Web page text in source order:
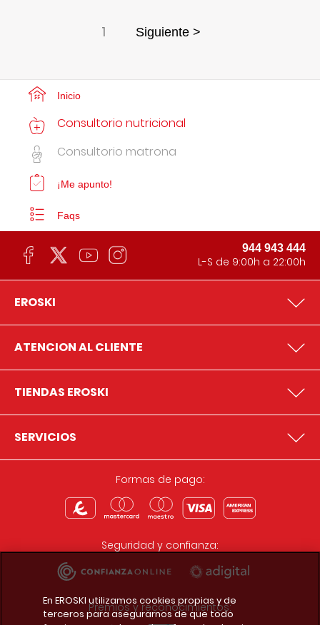
1 Siguiente >
Inicio
Consultorio nutricional
Consultorio matrona
¡Me apunto!
Faqs
944 943 444
L-S de 9:00h a 22:00h
EROSKI
ATENCION AL CLIENTE
TIENDAS EROSKI
SERVICIOS
Formas de pago:
Seguridad y confianza:
Premios y reconocimientos:
En EROSKI utilizamos cookies propias y de
terceros para asegurarnos de que todo